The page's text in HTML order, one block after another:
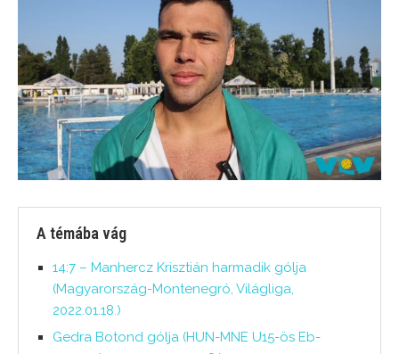
A témába vág
14:7 – Manhercz Krisztián harmadik gólja
(Magyarország-Montenegró, Világliga,
2022.01.18.)
Gedra Botond gólja (HUN-MNE U15-ös Eb-